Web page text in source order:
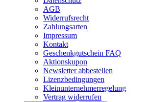
AGB
Widerrufsrecht
Zahlungsarten
Impressum
Kontakt
Geschenkgutschein FAQ
Aktionskupon
Newsletter abbestellen
Lizenzbedingungen
Kleinunternehmerregelung
Vertrag widerrufen